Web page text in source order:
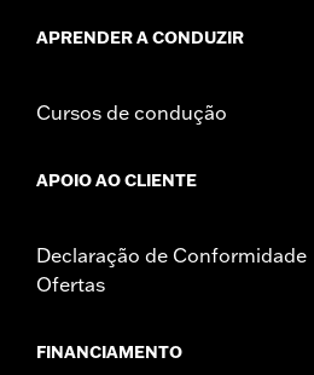
APRENDER A CONDUZIR
Cursos de condução
APOIO AO CLIENTE
Declaração de Conformidade
Ofertas
FINANCIAMENTO